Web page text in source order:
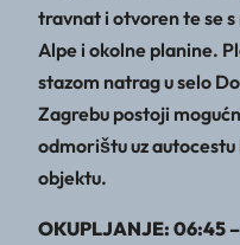
travnat i otvoren te se
Alpe i okolne planine.
stazom natrag u selo
Zagrebu postoji
odmorištu uz
objektu.
OKUPLJANJE: 06:45